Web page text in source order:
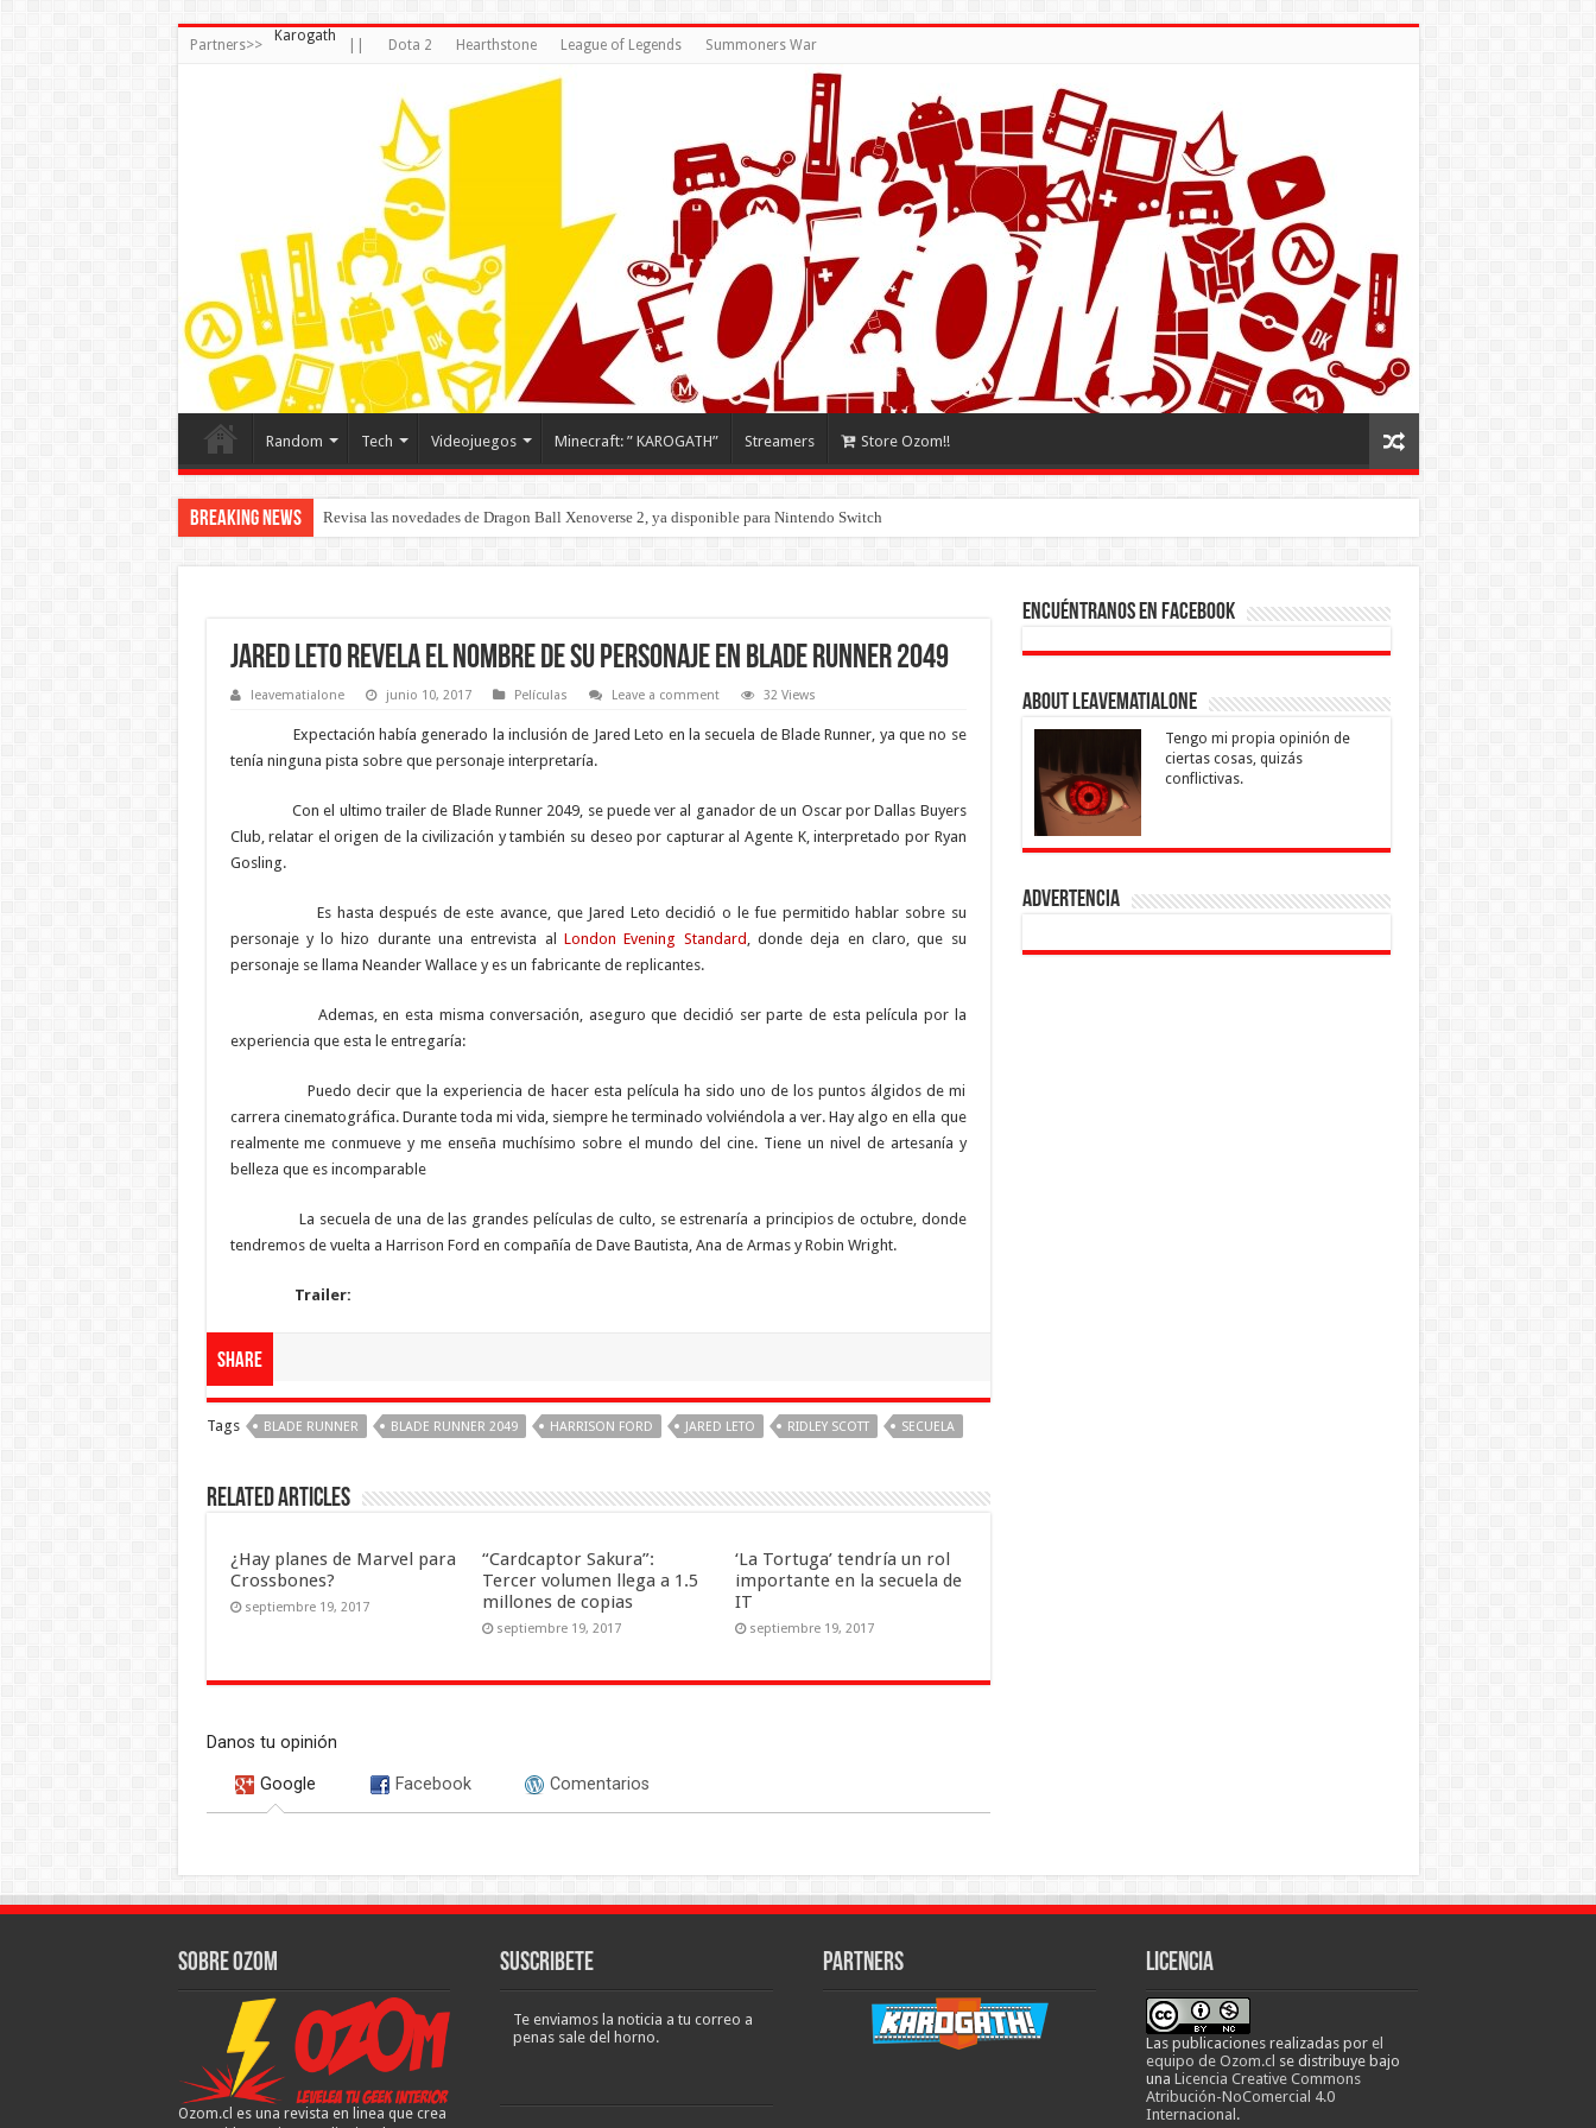
Partners>>
Karogath
Dota 2 Hearthstone League of Legends Summoners War
Random Tech Videojuegos Minecraft: ” KAROGATH” Streamers Store Ozom!!
Breaking News Revisa las novedades de Dragon Ball Xenoverse 2, ya disponible para Nintendo Switch
Jared Leto revela el nombre de su personaje en Blade Runner 2049
leavematialone junio 10, 2017 Películas Leave a comment 32 Views
Expectación había generado la inclusión de Jared Leto en la secuela de Blade Runner, ya que no se
tenía ninguna pista sobre que personaje interpretaría.
Con el ultimo trailer de Blade Runner 2049, se puede ver al ganador de un Oscar por Dallas Buyers
Club, relatar el origen de la civilización y también su deseo por capturar al Agente K, interpretado por Ryan
Gosling.
Es hasta después de este avance, que Jared Leto decidió o le fue permitido hablar sobre su
personaje y lo hizo durante una entrevista al London Evening Standard , donde deja en claro, que su
personaje se llama Neander Wallace y es un fabricante de replicantes.
Ademas, en esta misma conversación, aseguro que decidió ser parte de esta película por la
experiencia que esta le entregaría:
Puedo decir que la experiencia de hacer esta película ha sido uno de los puntos álgidos de mi
carrera cinematográfica. Durante toda mi vida, siempre he terminado volviéndola a ver. Hay algo en ella que
realmente me conmueve y me enseña muchísimo sobre el mundo del cine. Tiene un nivel de artesanía y
belleza que es incomparable
La secuela de una de las grandes películas de culto, se estrenaría a principios de octubre, donde
tendremos de vuelta a Harrison Ford en compañía de Dave Bautista, Ana de Armas y Robin Wright.
Trailer:
Share
Tags BLADE RUNNER BLADE RUNNER 2049 HARRISON FORD JARED LETO RIDLEY SCOTT SECUELA
Related Articles
¿Hay planes de Marvel para
Crossbones?
septiembre 19, 2017
“Cardcaptor Sakura”:
Tercer volumen llega a 1.5
millones de copias
septiembre 19, 2017
‘La Tortuga’ tendría un rol
importante en la secuela de
IT
septiembre 19, 2017
Danos tu opinión
Google Facebook Comentarios
Encuéntranos en Facebook
About leavematialone
Tengo mi propia opinión de
ciertas cosas, quizás
conflictivas.
Advertencia
Sobre Ozom
Ozom.cl es una revista en linea que crea
Suscribete
Te enviamos la noticia a tu correo a
penas sale del horno.
Partners Licencia
Las publicaciones realizadaspor el
equipo de Ozom.cl se distribuye bajo
una Licencia Creative Commons
Atribución-NoComercial 4.0
Internacional .